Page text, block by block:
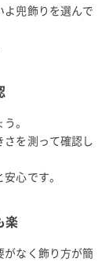
兜飾りを選んで
。
を測って確認し
心です。
楽
がなく飾り方が簡